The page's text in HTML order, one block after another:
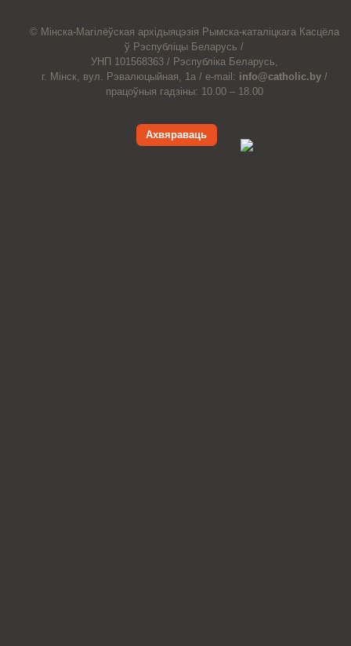
© Мiнска-Магiлёўская архiдыяцэзiя Рымска-каталіцкага Касцёла
ў Рэспубліцы Беларусь /
УНП 101568363 / Рэспубліка Беларусь,
г. Мінск, вул. Рэвалюцыйная, 1а / e-mail: info@catholic.by /
працоўныя гадзіны: 10.00 – 18.00
Ахвяраваць